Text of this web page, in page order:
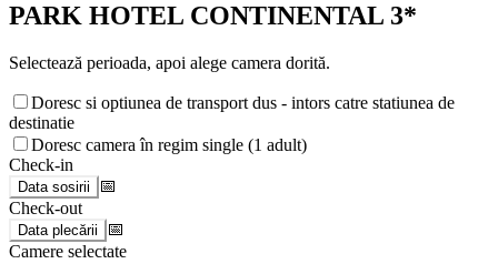
PARK HOTEL CONTINENTAL 3*
Selectează perioada, apoi alege camera dorită.
Doresc si optiunea de transport dus - intors catre statiunea de
destinatie
Doresc camera în regim single (1 adult)
Check-in
Data sosirii
📅
Check-out
Data plecării
📅
Camere selectate